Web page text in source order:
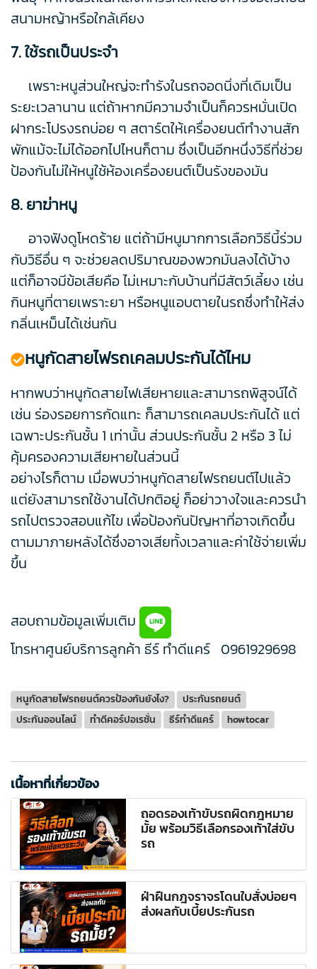
สนามหญ้าหรือใกล้เคียง
7. ใช้รถเป็นประจำ
เพราะหนูส่วนใหญ่จะทำรังในรถจอดนิ่งที่เดิมเป็น
ระยะเวลานาน แต่ถ้าหากมีความจำเป็นก็ควรหมั่นเปิด
ฝากระโปรงรถบ่อย ๆ สตาร์ตให้เครื่องยนต์ทำงานสัก
พักแม้จะไม่ได้ออกไปไหนก็ตาม ซึ่งเป็นอีกหนึ่งวิธีที่ช่วย
ป้องกันไม่ให้หนูใช้ห้องเครื่องยนต์เป็นรังของมัน
8. ยาฆ่าหนู
อาจฟังดูโหดร้าย แต่ถ้ามีหนูมากการเลือกวิธีนี้ร่วม
กับวิธีอื่น ๆ จะช่วยลดปริมาณของพวกมันลงได้บ้าง
แต่ก็อาจมีข้อเสียคือ ไม่เหมาะกับบ้านที่มีสัตว์เลี้ยง เช่น
กินหนูที่ตายเพราะยา หรือหนูแอบตายในรถซึ่งทำให้ส่ง
กลิ่นเหม็นได้เช่นกัน
หนูกัดสายไฟรถเคลมประกันได้ไหม
หากพบว่าหนูกัดสายไฟเสียหายและสามารถพิสูจน์ได้
เช่น ร่องรอยการกัดแทะ ก็สามารถเคลมประกันได้ แต่
เฉพาะประกันชั้น 1 เท่านั้น ส่วนประกันชั้น 2 หรือ 3 ไม่
คุ้มครองความเสียหายในส่วนนี้
อย่างไรก็ตาม เมื่อพบว่าหนูกัดสายไฟรถยนต์ไปแล้ว
แต่ยังสามารถใช้งานได้ปกติอยู่ ก็อย่าวางใจและควรนำ
รถไปตรวจสอบแก้ไข เพื่อป้องกันปัญหาที่อาจเกิดขึ้น
ตามมาภายหลังได้ซึ่งอาจเสียทั้งเวลาและค่าใช้จ่ายเพิ่ม
ขึ้น
สอบถามข้อมูลเพิ่มเติม
โทรหาศูนย์บริการลูกค้า ธีร์ ทำดีแคร์ 0961929698
หนูกัดสายไฟรถยนต์ควรป้องกันยังไง?
ประกันรถยนต์
ประกันออนไลน์
ทำดีคอร์ปอเรชั่น ธีร์ทำดีแคร์ howtocar
เนื้อหาที่เกี่ยวข้อง
ถอดรองเท้าขับรถผิดกฎหมาย
มั้ย พร้อมวิธีเลือกรองเท้าใส่ขับ
รถ
ฝ่าฝืนกฎจราจรโดนใบสั่งบ่อยๆ
ส่งผลกับเบี้ยประกันรถ